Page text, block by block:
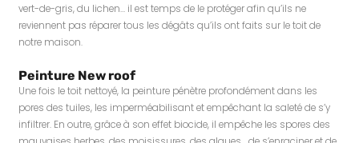
vert-de-gris, du lichen… il est temps de le protéger afin qu’ils ne
reviennent pas réparer tous les dégâts qu’ils ont faits sur le toit de
notre maison.
Peinture New roof
Une fois le toit nettoyé, la peinture pénètre profondément dans les
pores des tuiles, les imperméabilisant et empêchant la saleté de s’y
infiltrer. En outre, grâce à son effet biocide, il empêche les spores des